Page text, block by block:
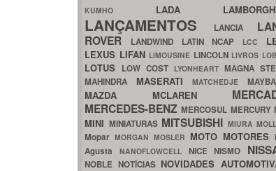
KUMHO LADA
LANÇAMENTOS LANCIA
ROVER
LANDWIND LATIN NCAP LCC
LEXUS LIFAN LIMOUSINE LINCOLN LIVROS
LOTUS LOW COST LYONHEART MAGNA
MAHINDRA MASERATIMATCHEDJE
MAZDA MCLAREN
MERCEDES-BENZMERCOSUL MERCURY
MINI MINIATURAS MITSUBISHI MIURA
Mopar MORGAN MOSLER MOTO MOTORES
Agusta NANOFLOWCELL NICENISMO
NOBLE NOTÍCIAS NOVIDADES